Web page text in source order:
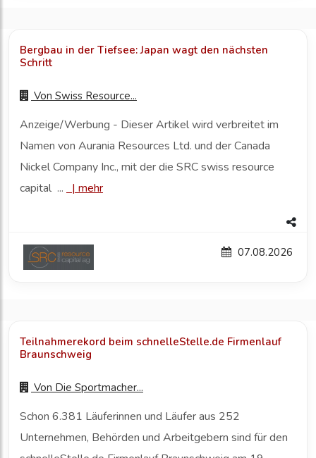
Bergbau in der Tiefsee: Japan wagt den nächsten
Schritt
Von Swiss Resource...
Anzeige/Werbung - Dieser Artikel wird verbreitet im
Namen von Aurania Resources Ltd. und der Canada
Nickel Company Inc., mit der die SRC swiss resource
capital ...
| mehr
07.08.2026
Teilnahmerekord beim schnelleStelle.de Firmenlauf
Braunschweig
Von Die Sportmacher...
Schon 6.381 Läuferinnen und Läufer aus 252
Unternehmen, Behörden und Arbeitgebern sind für den